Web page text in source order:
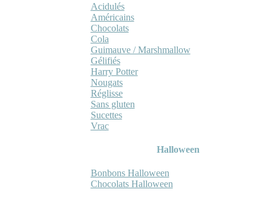
Acidulés
Américains
Chocolats
Cola
Guimauve / Marshmallow
Gélifiés
Harry Potter
Nougats
Réglisse
Sans gluten
Sucettes
Vrac
Halloween
Bonbons Halloween
Chocolats Halloween